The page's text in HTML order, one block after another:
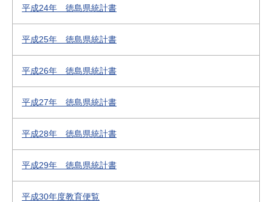
平成24年 徳島県統計書
平成25年 徳島県統計書
平成26年 徳島県統計書
平成27年 徳島県統計書
平成28年 徳島県統計書
平成29年 徳島県統計書
平成30年度教育便覧